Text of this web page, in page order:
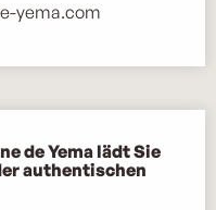
yema.com
de Yema lädt Sie
authentischen